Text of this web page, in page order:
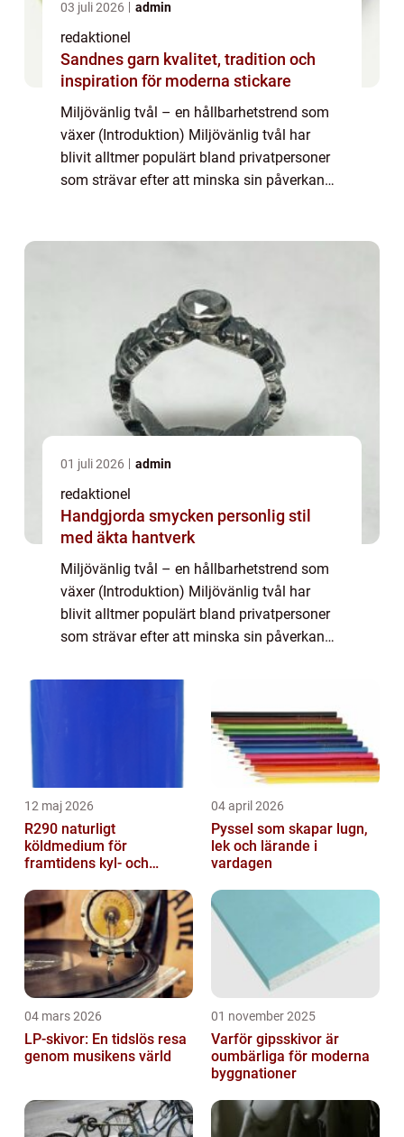
03 juli 2026 admin
redaktionel
Sandnes garn kvalitet, tradition och
inspiration för moderna stickare
Miljövänlig tvål – en hållbarhetstrend som
växer (Introduktion) Miljövänlig tvål har
blivit alltmer populärt bland privatpersoner
som strävar efter att minska sin påverkan
01 juli 2026 admin
redaktionel
Handgjorda smycken personlig stil
med äkta hantverk
Miljövänlig tvål – en hållbarhetstrend som
växer (Introduktion) Miljövänlig tvål har
blivit alltmer populärt bland privatpersoner
som strävar efter att minska sin påverkan
grundlig översikt över miljö...
12 maj 2026
R290 naturligt
köldmedium för
framtidens kyl- och
04 april 2026
Pyssel som skapar lugn,
lek och lärande i
vardagen
04 mars 2026
LP-skivor: En tidslös resa
genom musikens värld
01 november 2025
Varför gipsskivor är
oumbärliga för moderna
byggnationer